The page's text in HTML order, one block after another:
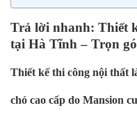
Trả lời nhanh: Thiết
tại Hà Tĩnh – Trọn
Thiết kế thi công nội thất
chó cao cấp do Mansion